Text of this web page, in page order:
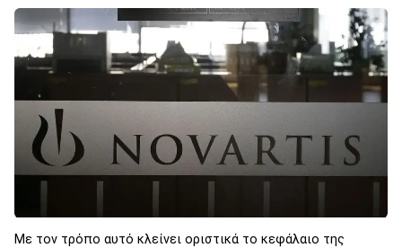
Με τον τρόπο αυτό κλείνει οριστικά το κεφάλαιο της